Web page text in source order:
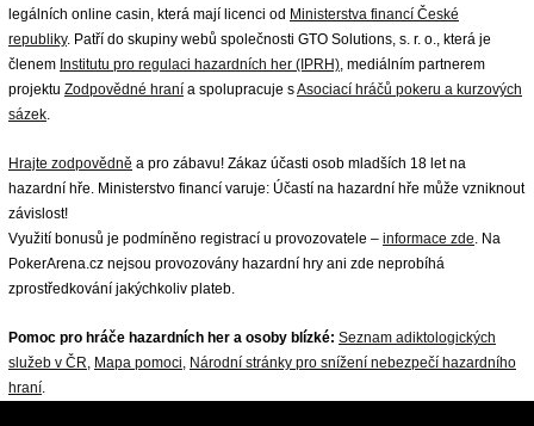
legálních online casin, která mají licenci od Ministerstva financí České
republiky. Patří do skupiny webů společnosti GTO Solutions, s. r. o., která je
členem Institutu pro regulaci hazardních her (IPRH) , mediálním partnerem
projektu Zodpovědné hraní a spolupracuje sAsociací hráčů pokeru a kurzových
sázek
Hrajte zodpovědně a pro zábavu! Zákaz účasti osob mladších 18 let na
hazardní hře. Ministerstvo financí varuje: Účastí na hazardní hře může vzniknout
závislost!
Využití bonusů je podmíněno registrací u provozovatele – informace zde . Na
PokerArena.cz nejsou provozovány hazardní hry ani zde neprobíhá
zprostředkování jakýchkoliv plateb.
Pomoc pro hráče hazardních her a osoby blízké: Seznam adiktologických
služeb v ČR Mapa pomoci Národní stránky pro snížení nebezpečí hazardního
hraní